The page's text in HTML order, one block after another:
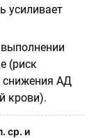
усиливает
(риск
снижения АД
крови).
ср. и